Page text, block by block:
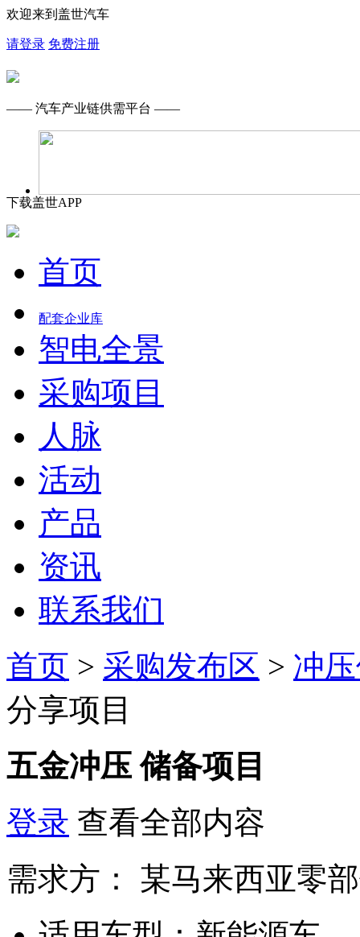
欢迎来到盖世汽车
请登录 免费注册
—— 汽车产业链供需平台 ——
下载盖世APP
首页
配套企业库
智电全景
采购项目
人脉
活动
产品
资讯
联系我们
首页 > 采购发布区 > 冲
分享项目
五金冲压 储备项目
登录 查看全部内容
需求方：
某马来西亚零